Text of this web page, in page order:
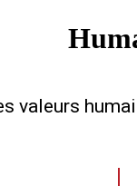
valeurs